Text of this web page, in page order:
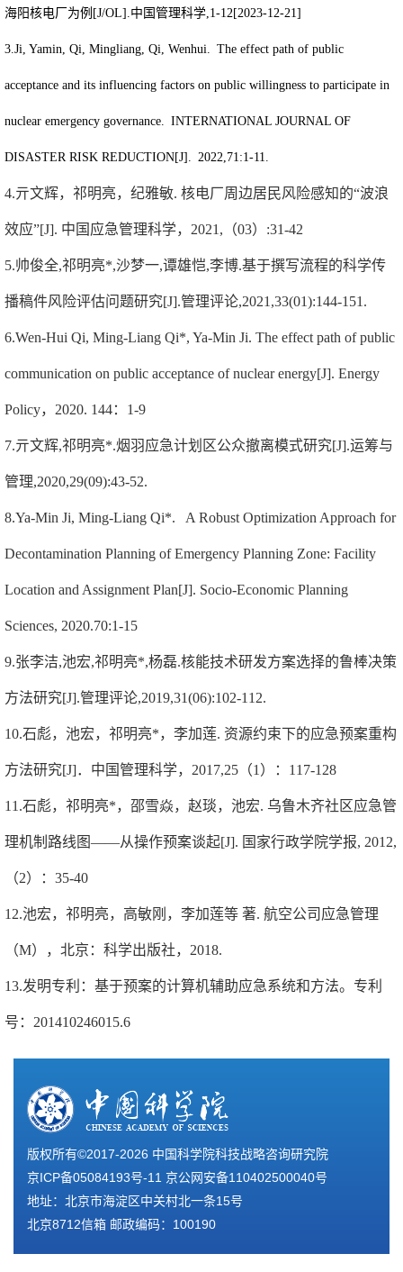
海阳核电厂为例 [J/OL].中国管理科学,1-12[2023-12-21]
3.Ji, Yamin, Qi, Mingliang, Qi, Wenhui. The effect path of public
acceptance and its influencing factors on public willingness to participate in
nuclear emergency governance. INTERNATIONAL JOURNAL OF
DISASTER RISK REDUCTION[J]. 2022,71:1-11.
4.亓文辉，祁明亮，纪雅敏. 核电厂周边居民风险感知的“波浪
效应”[J]. 中国应急管理科学， 2021, （03） :31-42
5.帅俊全,祁明亮*,沙梦一,谭雄恺,李博.基于撰写流程的科学传
播稿件风险评估问题研究[J].管理评论,2021,33(01):144-151.
6.Wen-Hui Qi, Ming-Liang Qi*, Ya-Min Ji. The effect path of public
communication on public acceptance of nuclear energy[J]. Energy
Policy， 2020. 144： 1-9
7.亓文辉,祁明亮*.烟羽应急计划区公众撤离模式研究[J].运筹与
管理,2020,29(09):43-52.
8.Ya-Min Ji, Ming-Liang Qi*. A Robust Optimization Approach for
Decontamination Planning of Emergency Planning Zone: Facility
Location and Assignment Plan[J]. Socio-Economic Planning
Sciences, 2020.70:1-15
9.张李洁,池宏,祁明亮*,杨磊.核能技术研发方案选择的鲁棒决策
方法研究[J].管理评论,2019,31(06):102-112.
10.石彪，池宏，祁明亮*，李加莲. 资源约束下的应急预案重构
方法研究[J]．中国管理科学， 2017,25 （1 ）： 117-128
11.石彪，祁明亮*，邵雪焱，赵琰，池宏. 乌鲁木齐社区应急管
理机制路线图——从操作预案谈起[J]. 国家行政学院学报, 2012,
（2）： 35-40
12.池宏，祁明亮，高敏刚，李加莲等 著. 航空公司应急管理
（M），北京：科学出版社， 2018.
13.发明专利：基于预案的计算机辅助应急系统和方法。专利
号： 201410246015.6
版权所有©2017-2026 中国科学院科技战略咨询研究院
京ICP备05084193号-11 京公网安备110402500040号
地址：北京市海淀区中关村北一条15号
北京8712信箱 邮政编码：100190